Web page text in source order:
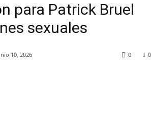
para Patrick Bruel
sexuales
10, 2026 0
0